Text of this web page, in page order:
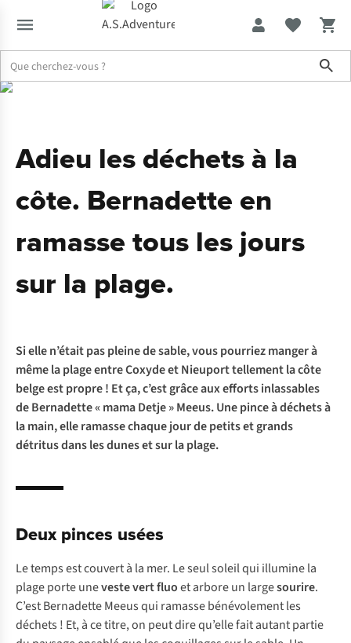
Adieu les déchets à la
côte. Bernadette en
ramasse tous les jours
sur la plage.
Si elle n’était pas pleine de sable, vous pourriez manger à
même la plage entre Coxyde et Nieuport tellement la côte
belge est propre ! Et ça, c’est grâce aux efforts inlassables
de Bernadette « mama Detje » Meeus. Une pince à déchets à
la main, elle ramasse chaque jour de petits et grands
détritus dans les dunes et sur la plage.
Deux pinces usées
Le temps est couvert à la mer. Le seul soleil qui illumine la
plage porte uneveste vert fluoet arbore un largesourire.
C’est Bernadette Meeus qui ramasse bénévolement les
déchets ! Et, à ce titre, on peut dire qu’elle fait autant partie